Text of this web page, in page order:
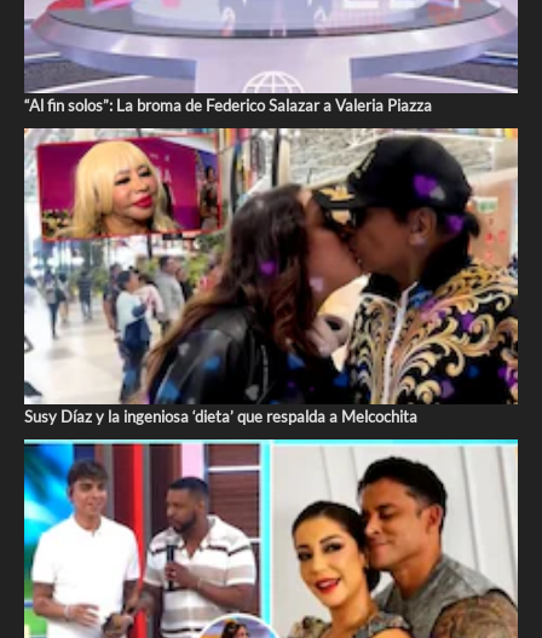
“Al fin solos”: La broma de Federico Salazar a Valeria Piazza
Susy Díaz y la ingeniosa ‘dieta’ que respalda a Melcochita